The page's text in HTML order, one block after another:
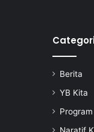
i
a Berita
YB Kita
Program